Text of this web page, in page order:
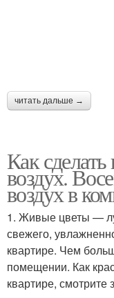
читать дальше →
Как
воздух.
воздух в
1. Живые цветы —
свежего,
квартире. Чем
помещении. Как
квартире, смотрите